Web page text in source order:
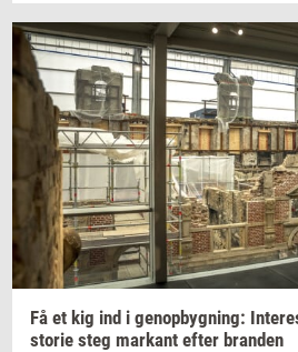
Få et kig ind i genop­byg­ning:
sto­rie steg mar­kant efter bran­den